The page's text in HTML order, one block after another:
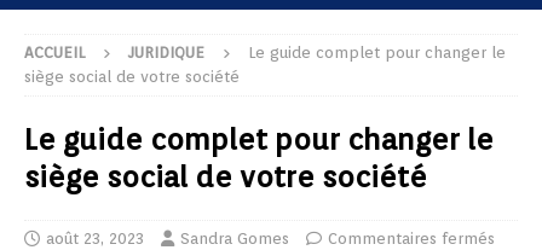
ACCUEIL JURIDIQUE
Le guide complet pour changer le
siège social de votre société
Le guide complet pour changer le
siège social de votre société
août 23, 2023 Sandra Gomes Commentaires fermés